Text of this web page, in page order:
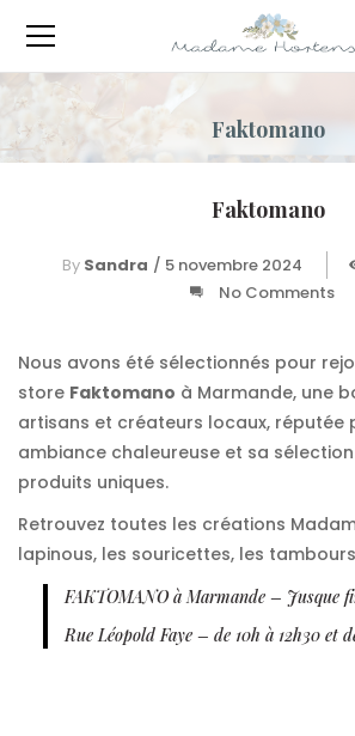
Faktomano
Faktomano
By Sandra / 5 novembre 2024
No Comments
Nous avons été sélectionnés pour
store Faktomano à Marmande, une
artisans et créateurs locaux, réputée
ambiance chaleureuse et sa
produits uniques.
Retrouvez toutes les créations
lapinous, les souricettes, les
FAKTOMANO à Marmande – Jusque
Rue Léopold Faye – de 10h à 12h30 et